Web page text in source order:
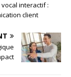
interactif :
client